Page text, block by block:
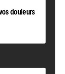
douleurs